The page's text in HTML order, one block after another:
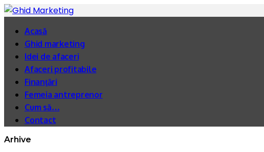
Acasă
Ghid marketing
Idei de afaceri
Afaceri profitabile
Finanţări
Femeia antreprenor
Cum să…
Contact
Arhive